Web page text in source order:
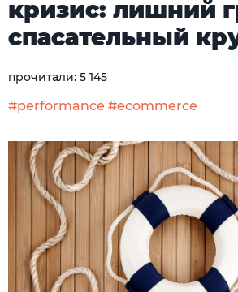
кризис: лишний
спасательный
прочитали: 5 145
#performance #ecommerce